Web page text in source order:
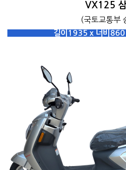
VX125
(국토교통부
길이1935 x 너비